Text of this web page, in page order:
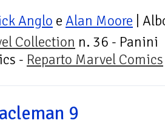
Anglo e Alan Moore |
Collection n. 36 - Panini
- Reparto Marvel Comics
9